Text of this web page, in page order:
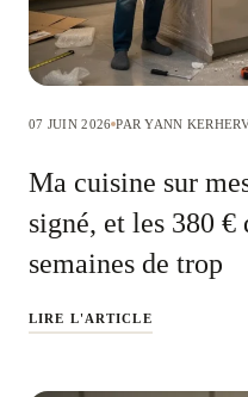
07 JUIN 2026 PAR YANN
Ma cuisine sur
signé, et les 380
semaines de trop
LIRE L'ARTICLE